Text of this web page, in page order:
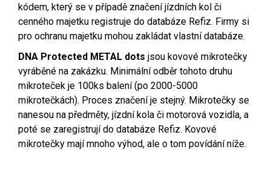
kódem, který se v případě značení jízdních kol či
cenného majetku registruje do databáze Refiz. Firmy si
pro ochranu majetku mohou zakládat vlastní databáze.
DNA Protected METAL dots jsou kovové mikrotečky
vyráběné na zakázku. Minimální odběr tohoto druhu
mikroteček je 100ks balení (po 2000-5000
mikrotečkách). Proces značení je stejný. Mikrotečky se
nanesou na předměty, jízdní kola či motorová vozidla, a
poté se zaregistrují do databáze Refiz. Kovové
mikrotečky mají mnoho výhod, ale o tom povídání níže.